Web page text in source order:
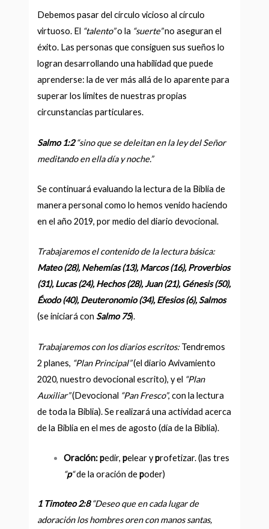
Debemos pasar del círculo vicioso al círculo
virtuoso. El “talento”o la “suerte”no aseguran el
éxito. Las personas que consiguen sus sueños lo
logran desarrollando una habilidad que puede
aprenderse: la de ver más allá de lo aparente para
superar los límites de nuestras propias
circunstancias particulares.
Salmo 1:2“sino que se deleitan en la ley del Señor
meditando en ella día y noche.”
Se continuará evaluando la lectura de la Biblia de
manera personal como lo hemos venido haciendo
en el año 2019, por medio del diario devocional.
Trabajaremos el contenido de la lectura básica:
Mateo (28), Nehemías (13), Marcos (16), Proverbios
(31), Lucas (24), Hechos (28), Juan (21), Génesis (50),
Éxodo (40), Deuteronomio (34), Efesios (6), Salmos
(se iniciará conSalmo 75).
Trabajaremos con los diarios escritos:Tendremos
2 planes, “Plan Principal”(el diario Avivamiento
2020, nuestro devocional escrito), y el “Plan
Auxiliar”(Devocional “Pan Fresco”, con la lectura
de toda la Biblia). Se realizará una actividad acerca
de la Biblia en el mes de agosto (día de la Biblia).
Oración: pedir,pelear yprofetizar. (las tres
“p“de la oración depoder)
1 Timoteo 2:8“Deseo que en cada lugar de
adoración los hombres oren con manos santas,